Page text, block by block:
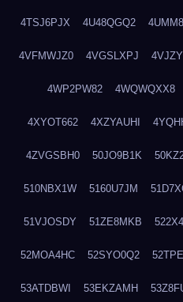
4TSJ6PJX 4U48QGQ2
4VFMWJZ0 4VGSLXPJ
4WP2PW82 4WQWQXX8
4XYOT662 4XZYAUHI
4ZVGSBH0 50JO9B1K
510NBX1W 5160U7JM
51VJOSDY 51ZE8MKB
52MOA4HC 52SYO0Q2
53ATDBWI 53EKZAMH